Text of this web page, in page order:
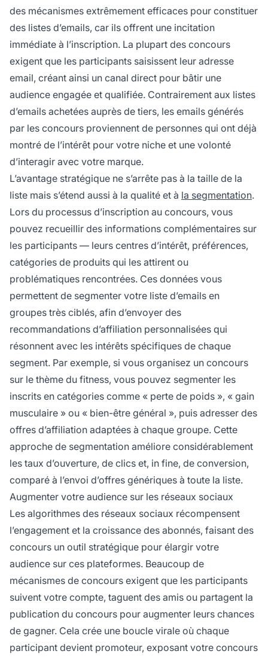
des mécanismes extrêmement efficaces pour constituer
des listes d’emails, car ils offrent une incitation
immédiate à l’inscription. La plupart des concours
exigent que les participants saisissent leur adresse
email, créant ainsi un canal direct pour bâtir une
audience engagée et qualifiée. Contrairement aux listes
d’emails achetées auprès de tiers, les emails générés
par les concours proviennent de personnes qui ont déjà
montré de l’intérêt pour votre niche et une volonté
d’interagir avec votre marque.
L’avantage stratégique ne s’arrête pas à la taille de la
liste mais s’étend aussi à la qualité et à la segmentation.
Lors du processus d’inscription au concours, vous
pouvez recueillir des informations complémentaires sur
les participants — leurs centres d’intérêt, préférences,
catégories de produits qui les attirent ou
problématiques rencontrées. Ces données vous
permettent de segmenter votre liste d’emails en
groupes très ciblés, afin d’envoyer des
recommandations d’affiliation personnalisées qui
résonnent avec les intérêts spécifiques de chaque
segment. Par exemple, si vous organisez un concours
sur le thème du fitness, vous pouvez segmenter les
inscrits en catégories comme « perte de poids », « gain
musculaire » ou « bien-être général », puis adresser des
offres d’affiliation adaptées à chaque groupe. Cette
approche de segmentation améliore considérablement
les taux d’ouverture, de clics et, in fine, de conversion,
comparé à l’envoi d’offres génériques à toute la liste.
Augmenter votre audience sur les réseaux sociaux
Les algorithmes des réseaux sociaux récompensent
l’engagement et la croissance des abonnés, faisant des
concours un outil stratégique pour élargir votre
audience sur ces plateformes. Beaucoup de
mécanismes de concours exigent que les participants
suivent votre compte, taguent des amis ou partagent la
publication du concours pour augmenter leurs chances
de gagner. Cela crée une boucle virale où chaque
participant devient promoteur, exposant votre concours